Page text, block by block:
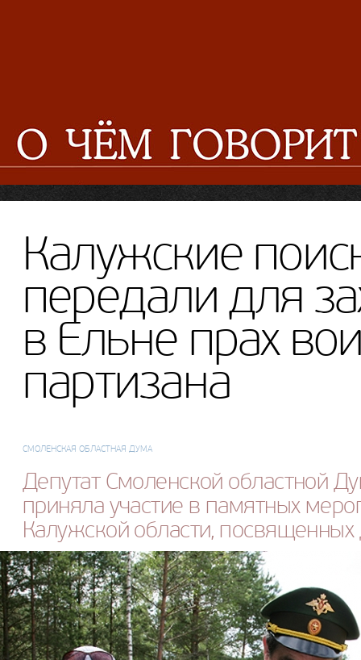
Калужские
передали для
в Ельне прах
партизана
СМОЛЕНСКАЯ ОБЛАСТНАЯ ДУМА
Депутат Смоленской областной
приняла участие в памятных
Калужской области,